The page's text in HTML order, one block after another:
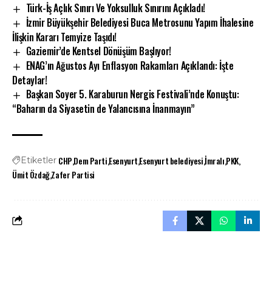
Türk-İş Açlık Sınırı Ve Yoksulluk Sınırını Açıkladı!
İzmir Büyükşehir Belediyesi Buca Metrosunu Yapım İhalesine
İlişkin Kararı Temyize Taşıdı!
Gaziemir’de Kentsel Dönüşüm Başlıyor!
ENAG’ın Ağustos Ayı Enflasyon Rakamları Açıklandı: İşte
Detaylar!
Başkan Soyer 5. Karaburun Nergis Festivali’nde Konuştu:
“Baharın da Siyasetin de Yalancısına İnanmayın”
Etiketler CHPDem PartiEsenyurtEsenyurt belediyesiİmralıPKK
Ümit ÖzdağZafer Partisi